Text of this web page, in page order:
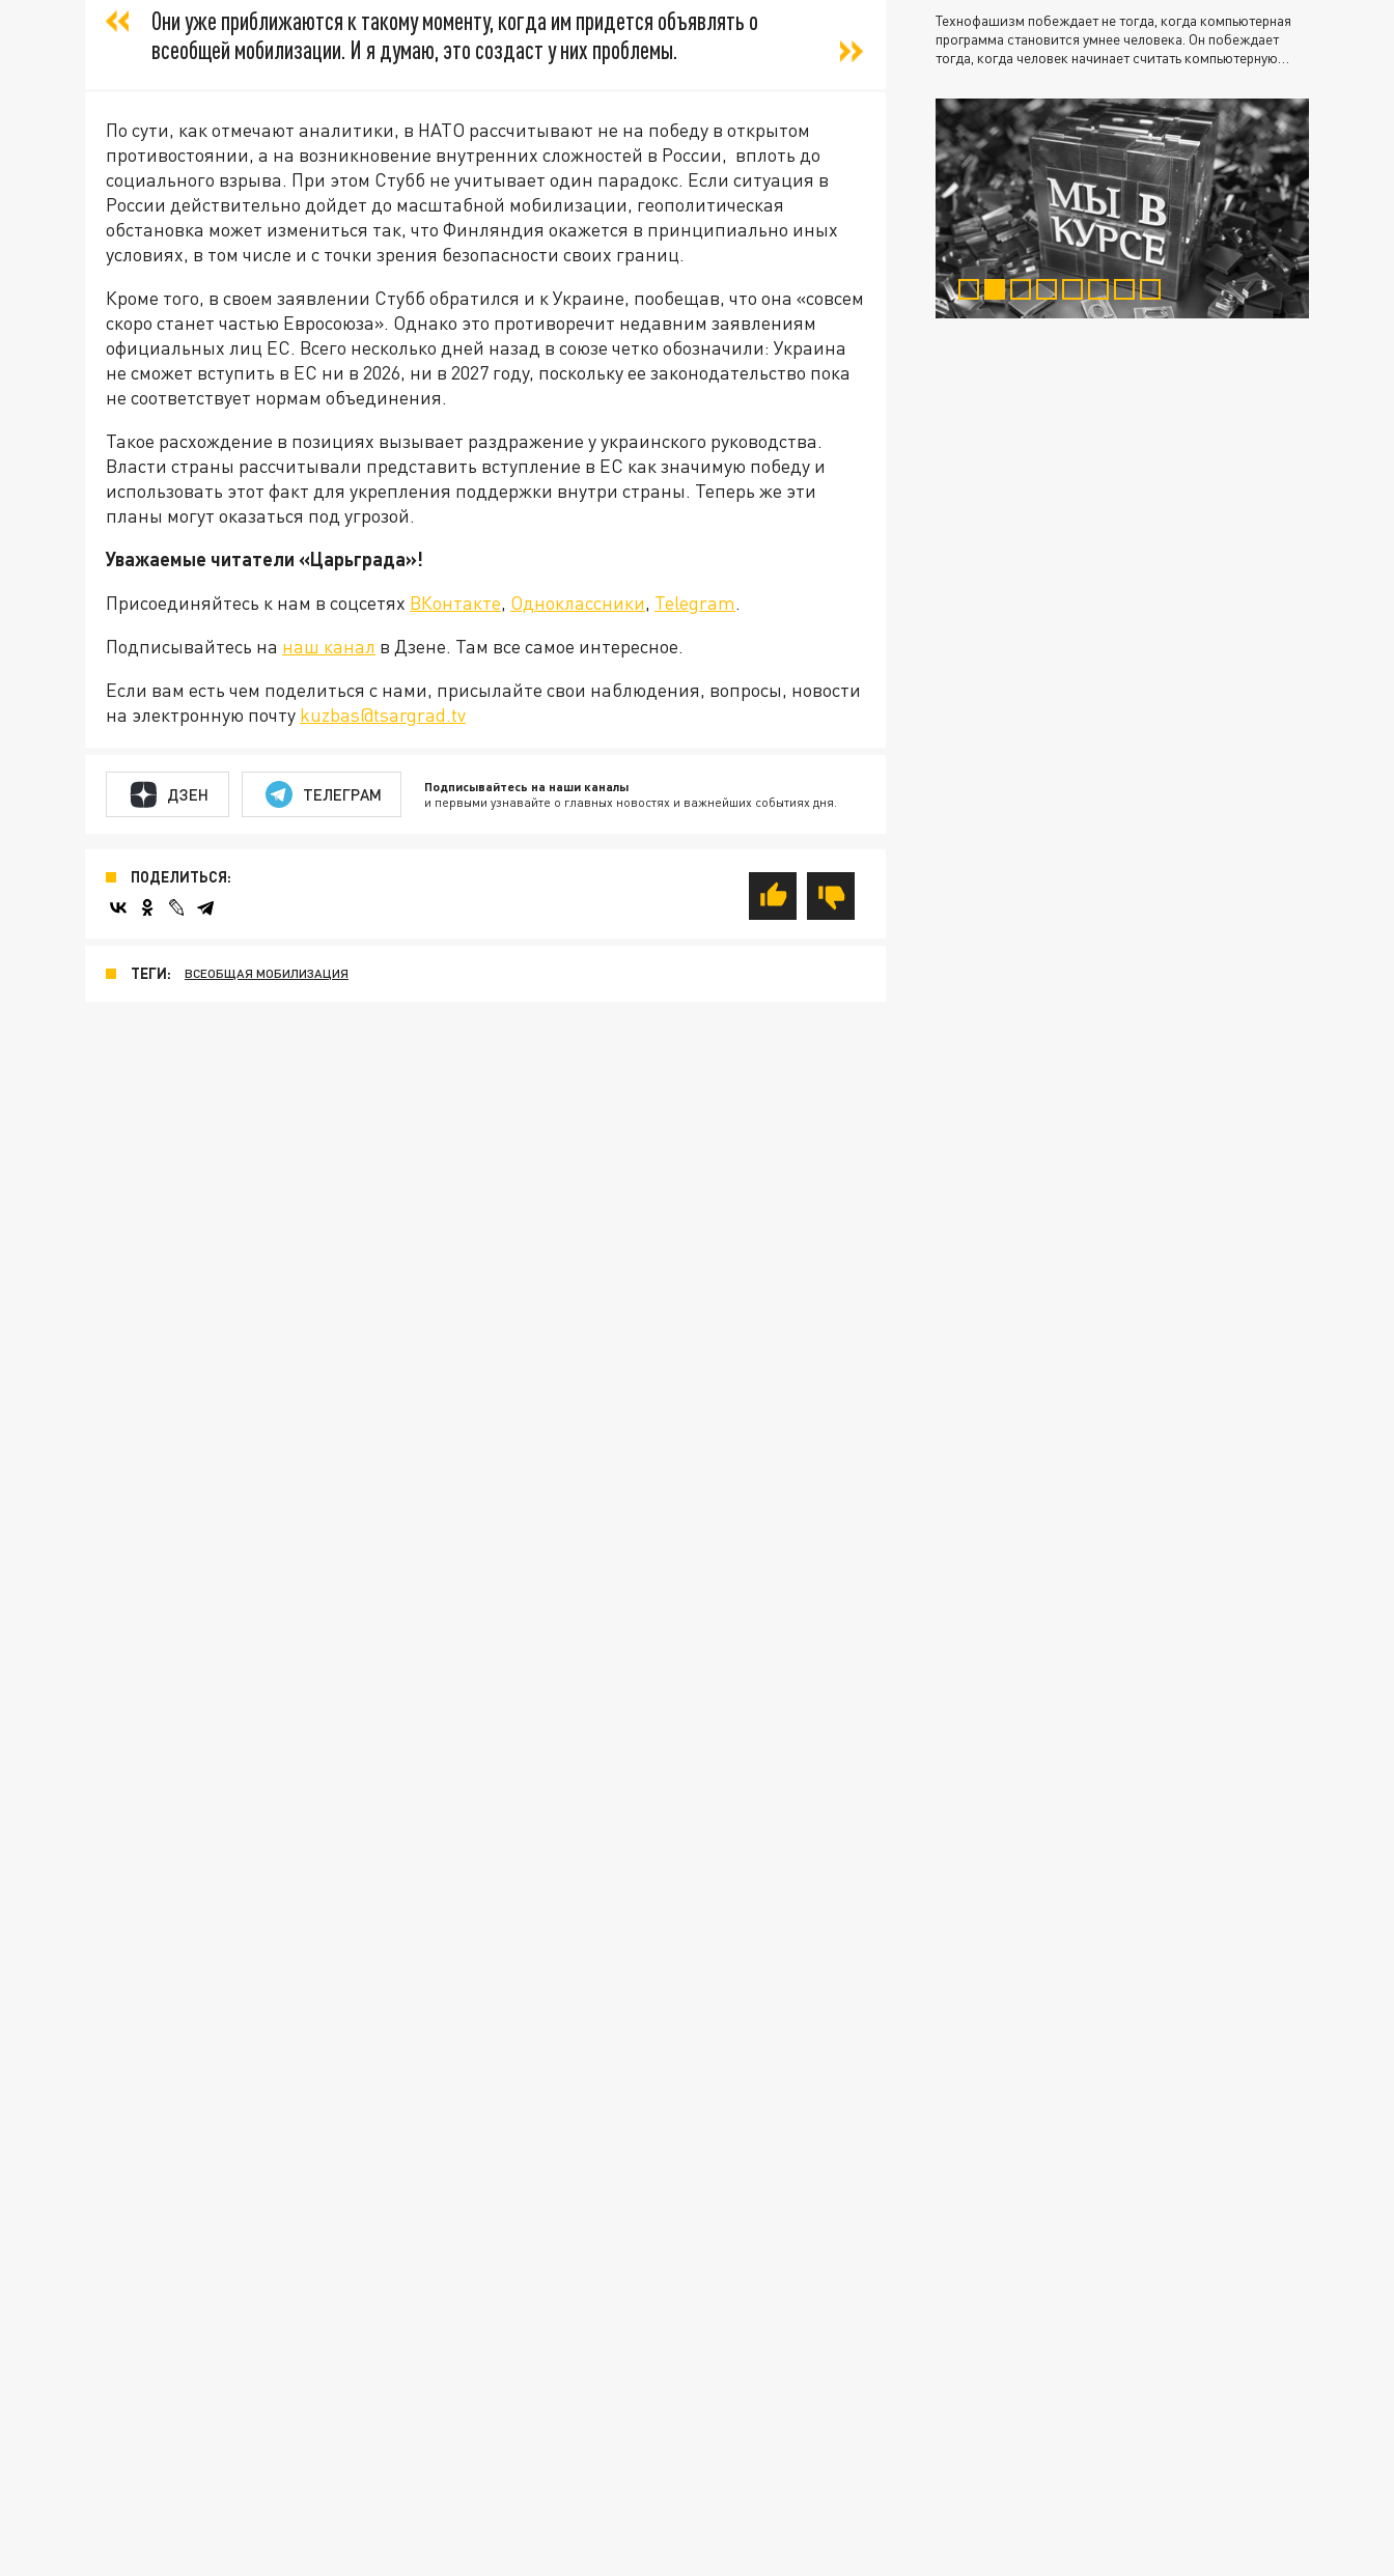
Они уже приближаются к такому моменту, когда им придется объявлять о
всеобщей мобилизации. И я думаю, это создаст у них проблемы.
По сути, как отмечают аналитики, в НАТО рассчитывают не на победу в открытом
противостоянии, а на возникновение внутренних сложностей в России, вплоть до
социального взрыва. При этом Стубб не учитывает один парадокс. Если ситуация в
России действительно дойдет до масштабной мобилизации, геополитическая
обстановка может измениться так, что Финляндия окажется в принципиально иных
условиях, в том числе и с точки зрения безопасности своих границ.
Кроме того, в своем заявлении Стубб обратился и к Украине, пообещав, что она «совсем
скоро станет частью Евросоюза». Однако это противоречит недавним заявлениям
официальных лиц ЕС. Всего несколько дней назад в союзе четко обозначили: Украина
не сможет вступить в ЕС ни в 2026, ни в 2027 году, поскольку ее законодательство пока
не соответствует нормам объединения.
Такое расхождение в позициях вызывает раздражение у украинского руководства.
Власти страны рассчитывали представить вступление в ЕС как значимую победу и
использовать этот факт для укрепления поддержки внутри страны. Теперь же эти
планы могут оказаться под угрозой.
Уважаемые читатели «Царьграда»!
Присоединяйтесь к нам в соцсетях ВКонтакте, Одноклассники, Telegram.
Подписывайтесь на наш канал в Дзене. Там все самое интересное.
Если вам есть чем поделиться с нами, присылайте свои наблюдения, вопросы, новости
на электронную почту kuzbas@tsargrad.tv
ДЗЕН ТЕЛЕГРАМ Подписывайтесь на наши каналы
и первыми узнавайте о главных новостях и важнейших событиях дня.
ПОДЕЛИТЬСЯ:
ТЕГИ: ВСЕОБЩАЯ МОБИЛИЗАЦИЯ
Технофашизм побеждает не тогда, когда компьютерная
программа становится умнее человека. Он побеждает
тогда, когда человек начинает считать компьютерную